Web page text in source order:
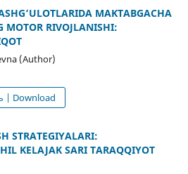
MAKTABGACHA
MOTOR RIVOJLANISHI:
(Author)
| Download
STRATEGIYALARI:
KELAJAK SARI TARAQQIYOT